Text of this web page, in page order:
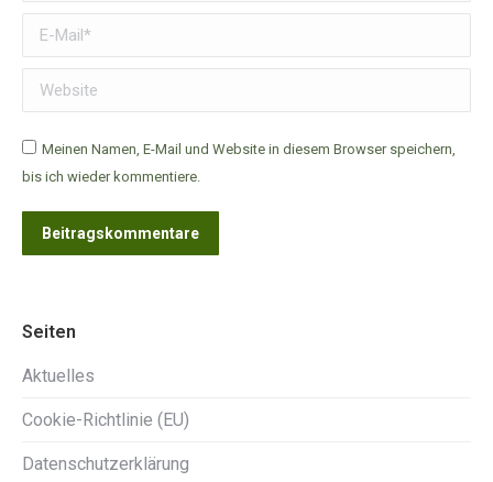
E-Mail *
Website
Meinen Namen, E-Mail und Website in diesem Browser speichern,
bis ich wieder kommentiere.
Beitragskommentare
Seiten
Aktuelles
Cookie-Richtlinie (EU)
Datenschutzerklärung